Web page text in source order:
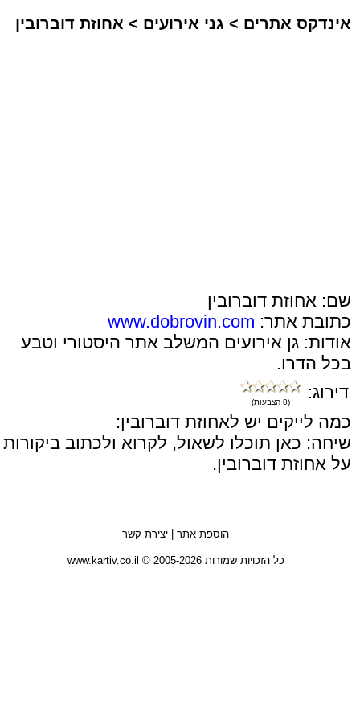
אינדקס אתרים > גני אירועים > אחוזת דוברובין
שם: אחוזת דוברובין
כתובת אתר: www.dobrovin.com
אודות: גן אירועים המשלב אתר היסטורי וטבע
בכל הדרו.
דירוג:
(0 הצבעות)
כמה לייקים יש לאחוזת דוברובין:
שיחה: כאן תוכלו לשאול, לקרוא ולכתוב ביקורות
על אחוזת דוברובין.
הוספת אתר | יצירת קשר
כל הזכויות שמורות 2005-2026 © www.kartiv.co.il